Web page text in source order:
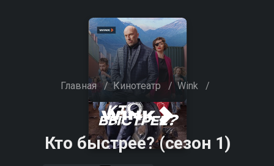
Главная / Кинотеатр / Wink /
Кто быстрее? (сезон 1)